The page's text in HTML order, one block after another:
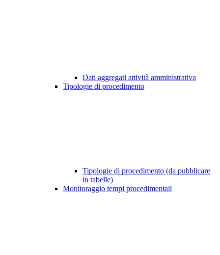
Dati aggregati attività amministrativa
Tipologie di procedimento
Tipologie di procedimento (da pubblicare
in tabelle)
Monitoraggio tempi procedimentali